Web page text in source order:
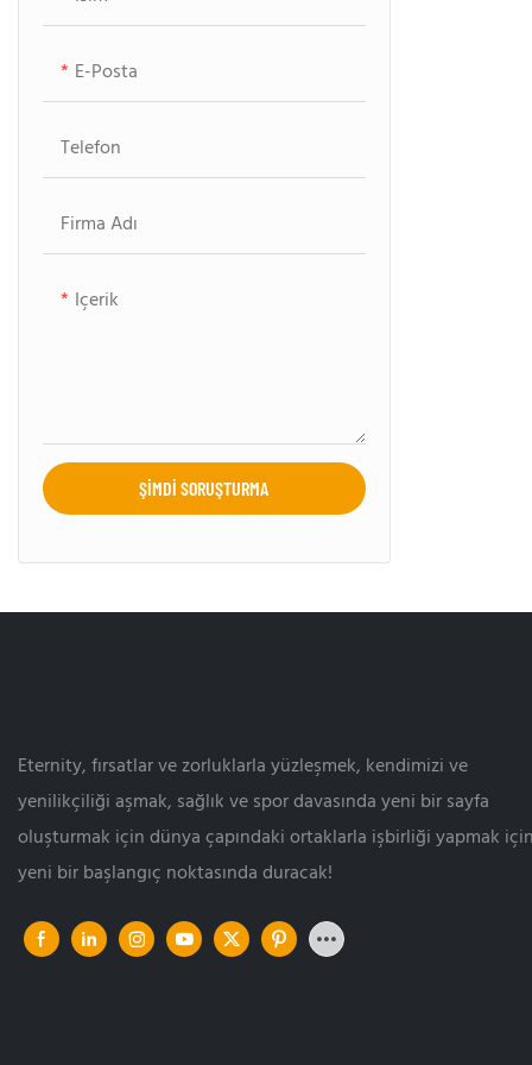
AMF İçin Bowling Parçaları
E-Posta
Telefon
Firma Adı
Içerik
ŞIMDI SORUŞTURMA
Eternity, fırsatlar ve zorluklarla yüzleşmek, kendimizi ve
yenilikçiliği aşmak, sağlık ve spor davasında yeni bir sayfa
oluşturmak için dünya çapındaki ortaklarla işbirliği yapmak
yeni bir başlangıç ​​noktasında duracak!